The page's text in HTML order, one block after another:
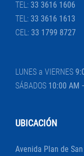
TEL: 33 3616 1606
TEL: 33 3616 1613
CEL: 33 1799 8727
LUNES a VIERNES
SÁBADOS 10:00 AM
UBICACIÓN
Avenida Plan de